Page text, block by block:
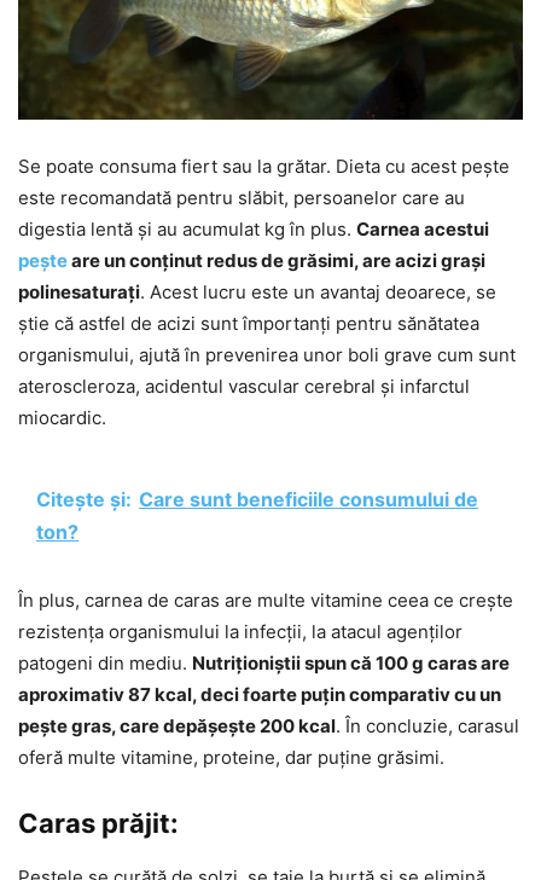
Se poate consuma fiert sau la grătar. Dieta cu acest pește
este recomandată pentru slăbit, persoanelor care au
digestia lentă și au acumulat kg în plus. Carnea acestui
peșteare un conținut redus de grăsimi, are acizi grași
polinesaturați. Acest lucru este un avantaj deoarece, se
știe că astfel de acizi sunt împortanți pentru sănătatea
organismului, ajută în prevenirea unor boli grave cum sunt
ateroscleroza, acidentul vascular cerebral și infarctul
miocardic.
Citește și: Care sunt beneficiile consumului de
ton?
În plus, carnea de caras are multe vitamine ceea ce crește
rezistența organismului la infecții, la atacul agenților
patogeni din mediu. Nutriționiștii spun că 100 g caras are
aproximativ 87 kcal, deci foarte puțin comparativ cu un
pește gras, care depășește 200 kcal. În concluzie, carasul
oferă multe vitamine, proteine, dar puține grăsimi.
Caras prăjit: